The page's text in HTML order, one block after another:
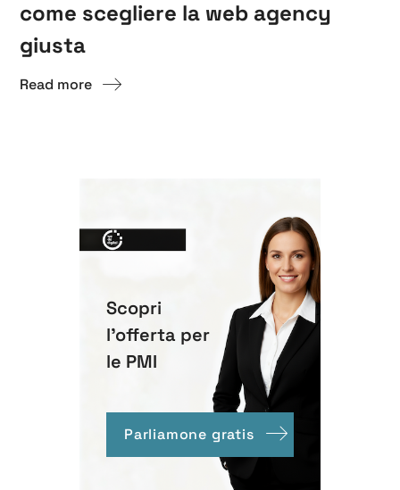
come scegliere la web agency
giusta
Read more
Scopri
l'offerta per
le PMI
Parliamone gratis